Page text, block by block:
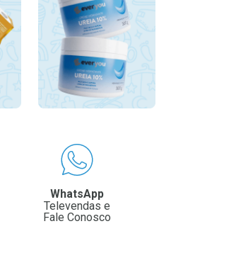
WhatsApp
Televendas e
Fale Conosco